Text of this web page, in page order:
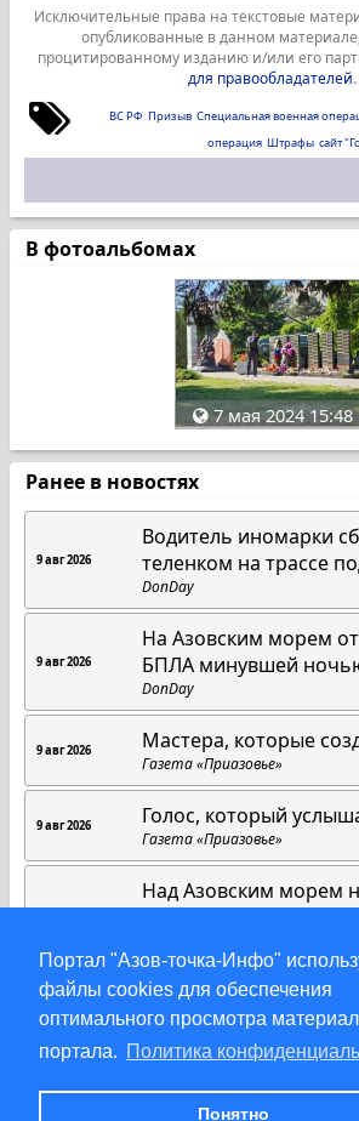
Портал "Азов-точка-Инфо"
файлы cookies для обеспечения
оптимального просмотра
портала. Политика
Понятно
Исключительные права на текстовые
опубликованные в данном
процитированному изданию и/или его
для правообладателей.
ВС РФ Призыв Специальная военная
операция Штрафы сайт
В фотоальбомах
7 мая 2024 15:48
Ранее в новостях
9 авг 2026
Водитель иномарки
теленком на трассе
DonDay
9 авг 2026
На Азовским морем
БПЛА минувшей
DonDay
9 авг 2026 Мастера, которые
Газета «Приазовье»
9 авг 2026 Голос, который
Газета «Приазовье»
Над Азовским морем